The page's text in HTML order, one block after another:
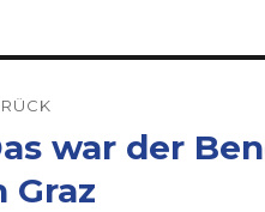
war der
Graz